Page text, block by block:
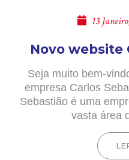
13
Novo website
Seja muito bem-
empresa Carlos
Sebastião é uma
vasta área